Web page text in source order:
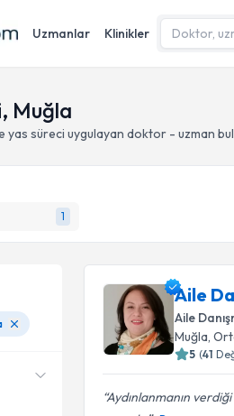
Uzmanlar Klinikler
Muğla
yas süreci uygulayan doktor - uzman
1
Aile
Aile
Muğla,
5 (41
Aydınlanmanın